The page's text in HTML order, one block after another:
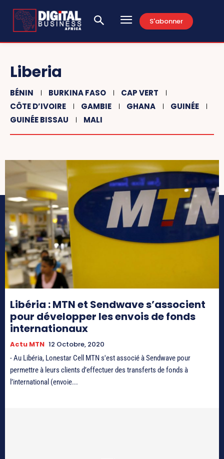
S'abonner
Liberia
BÉNIN BURKINA FASO
CAP VERT
CÔTE D’IVOIRE
GAMBIE GHANA
GUINÉE
GUINÉE BISSAU
MALI
Libéria : MTN et Sendwave s’associent
pour développer les envois de fonds
internationaux
Actu MTN 12 Octobre, 2020
- Au Libéria, Lonestar Cell MTN s'est associé à Sendwave pour
permettre à leurs clients d’effectuer des transferts de fonds à
l’international (envoie...